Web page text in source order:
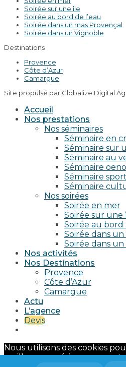
Soirée sur une île
Soirée au bord de l’eau
Soirée dans un mas Provençal
Soirée dans un Vignoble
Destinations
Provence
Côte d’Azur
Camargue
Site propulsé par Globalize Digital
Accueil
Nos prestations
Nos séminaires
Séminaire en
Séminaire sur
Séminaire au
Séminaire
Séminaire
Séminaire
Nos soirées
Soirée en mer
Soirée sur une
Soirée au bord
Soirée dans un
Soirée dans
Nos activités
Nos Destinations
Provence
Côte d’Azur
Camargue
Actu
L’agence
Devis
Nous utilisons des cookies
meilleure expérience sur